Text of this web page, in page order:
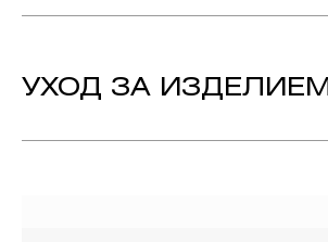
Коллекция: RENDEZ VOUS 8
УХОД ЗА ИЗДЕЛИЕМ